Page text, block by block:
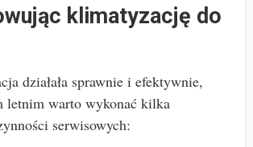
klimatyzację do
działała sprawnie i efektywnie,
letnim warto wykonać kilka
serwisowych: